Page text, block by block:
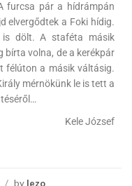
furcsa pár a hídrámpán
elvergődtek a Foki hídig.
is dölt. A staféta másik
bírta volna, de a kerékpár
félúton a másik váltásig.
mérnökünk le is tett a
/ by lezo